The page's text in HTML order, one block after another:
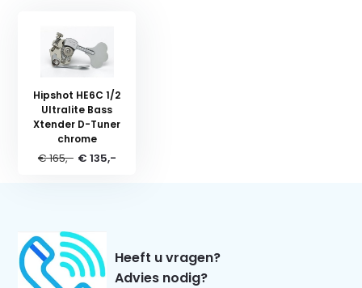
Hipshot HE6C 1/2
Ultralite Bass
Xtender D-Tuner
chrome
€ 165,- € 135,-
Heeft u vragen?
Advies nodig?